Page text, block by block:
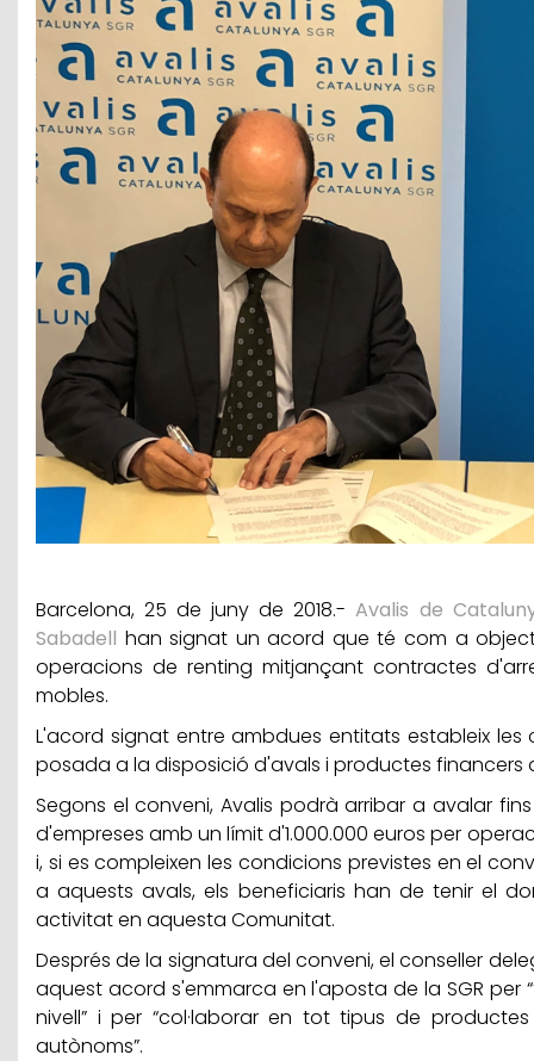
Barcelona, 25 de juny de 2018.-Avalis de
Sabadell han signat un acord que té com a
operacions de renting mitjançant contractes
mobles.
L'acord signat entre ambdues entitats estableix
posada a la disposició d'avals i productes
Segons el conveni, Avalis podrà arribar a avalar
d'empreses amb un límit d'1.000.000 euros per
i, si es compleixen les condicions previstes en el
a aquests avals, els beneficiaris han de tenir el
activitat en aquesta Comunitat.
Després de la signatura del conveni, el conseller
aquest acord s'emmarca en l'aposta de la SGR per
nivell” i per “col·laborar en tot tipus de
autònoms”.